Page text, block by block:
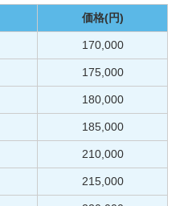
価格(円)
170,000
175,000
180,000
185,000
210,000
215,000